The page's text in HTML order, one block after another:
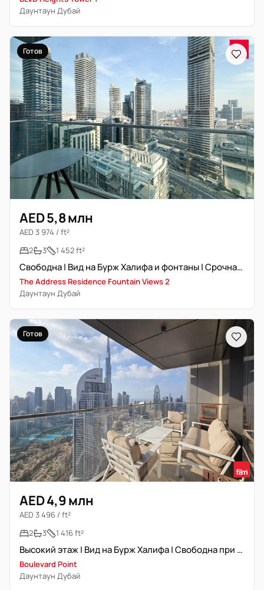
Даунтаун Дубай
Готов
AED 5,8 млн
AED 3 974 / ft²
2
3 1 452 ft²
Свободна | Вид на Бурж Халифа и фонтаны | Срочная продажа
The Address Residence Fountain Views 2
Даунтаун Дубай
Готов
AED 4,9 млн
AED 3 496 / ft²
2
3 1 416 ft²
Высокий этаж | Вид на Бурж Халифа | Свободна при передаче
Boulevard Point
Даунтаун Дубай